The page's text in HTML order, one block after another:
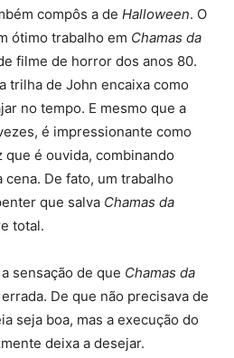
compôs a de Halloween. O
ótimo trabalho em Chamas da
filme de horror dos anos 80.
trilha de John encaixa como
no tempo. E mesmo que a
é impressionante como
que é ouvida, combinando
De fato, um trabalho
que salva Chamas da
total.
sensação de que Chamas da
De que não precisava de
seja boa, mas a execução do
deixa a desejar.